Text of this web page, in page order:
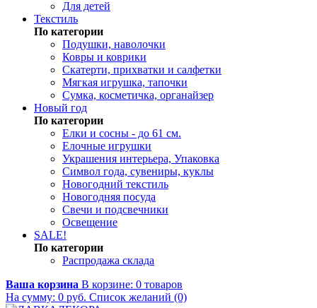
Для детей
Текстиль
По категории
Подушки, наволочки
Ковры и коврики
Скатерти, прихватки и салфетки
Мягкая игрушка, тапочки
Сумка, косметичка, органайзер
Новый год
По категории
Елки и сосны - до 61 см.
Елочные игрушки
Украшения интерьера, Упаковка
Символ года, сувениры, куклы
Новогодний текстиль
Новогодняя посуда
Свечи и подсвечники
Освещение
SALE!
По категории
Распродажа склада
Ваша корзина В корзине: 0 товаров
На сумму: 0 руб. Список желаний (0)